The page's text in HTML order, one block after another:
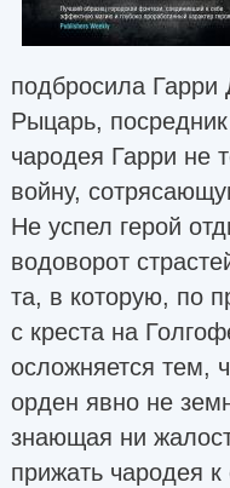
подбросила
Рыцарь,
чародея Гарри не
войну,
Не успел герой
водоворот
та, в которую, по
с креста на
осложняется тем,
орден явно не
знающая ни
прижать чародея к